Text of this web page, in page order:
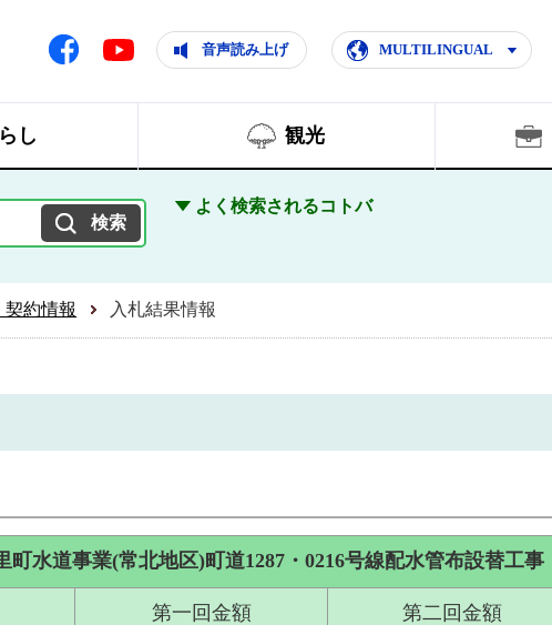
いともに輝く住みよいまち
Facebook Youtube 音声読み上げ MULTILINGUAL
し 観光
よく検索されるコトバ
契約情報 入札結果情報
水道事業(常北地区)町道1287・0216号線配水管布設替工事
第一回金額 第二回金額